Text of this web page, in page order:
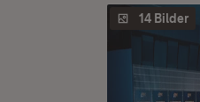
14 Bilder